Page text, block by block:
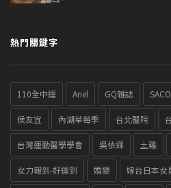
熱門關鍵字
110全中運 Ariel GQ雜誌 SACO
侯友宜 內湖草莓季 台北醫院
台灣運動醫學學會 吳依霖 土雞
女力報到-好運到 婚變 嫁台日本女